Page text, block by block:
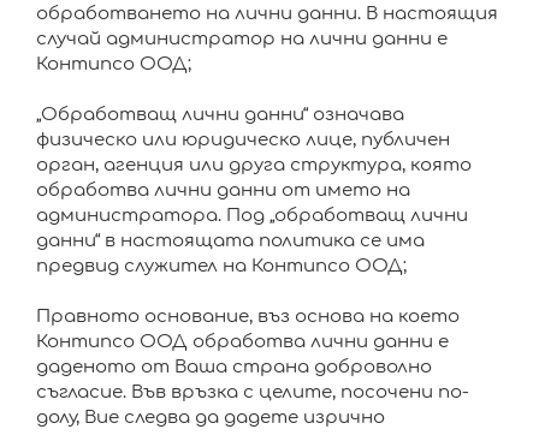
обработването на лични данни. В настоящия
случай администратор на лични данни е
Контипсо ООД;
„Обработващ лични данни“ означава
физическо или юридическо лице, публичен
орган, агенция или друга структура, която
обработва лични данни от името на
администратора. Под „обработващ лични
данни“ в настоящата политика се има
предвид служител на Контипсо ООД;
Правното основание, въз основа на което
Контипсо ООД обработва лични данни е
даденото от Ваша страна доброволно
съгласие. Във връзка с целите, посочени по-
долу, Вие следва да дадете изрично